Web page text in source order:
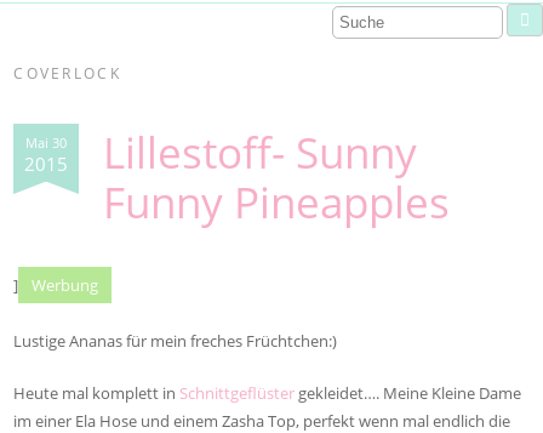
COVERLOCK
Mai 30
2015
Lillestoff- Sunny
Funny Pineapples
] Werbung
Lustige Ananas für mein freches Früchtchen:)
Heute mal komplett in Schnittgeflüster gekleidet…. Meine Kleine Dame
im einer Ela Hose und einem Zasha Top, perfekt wenn mal endlich die